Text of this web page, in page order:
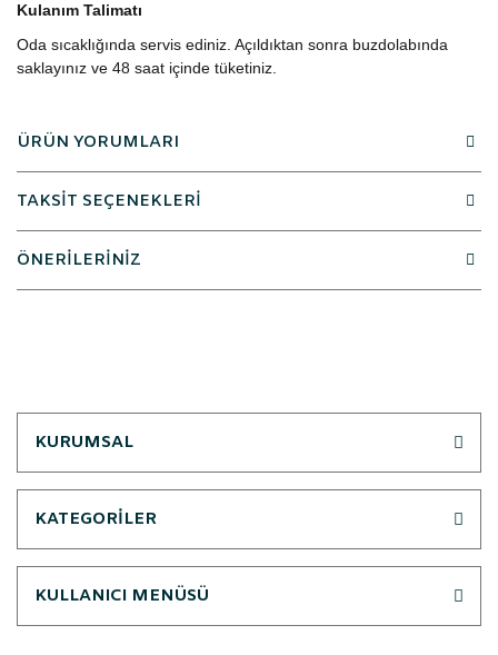
Kulanım Talimatı
Oda sıcaklığında servis ediniz. Açıldıktan sonra buzdolabında
saklayınız ve 48 saat içinde tüketiniz.
ÜRÜN YORUMLARI
TAKSİT SEÇENEKLERİ
ÖNERİLERİNİZ
KURUMSAL
KATEGORİLER
KULLANICI MENÜSÜ